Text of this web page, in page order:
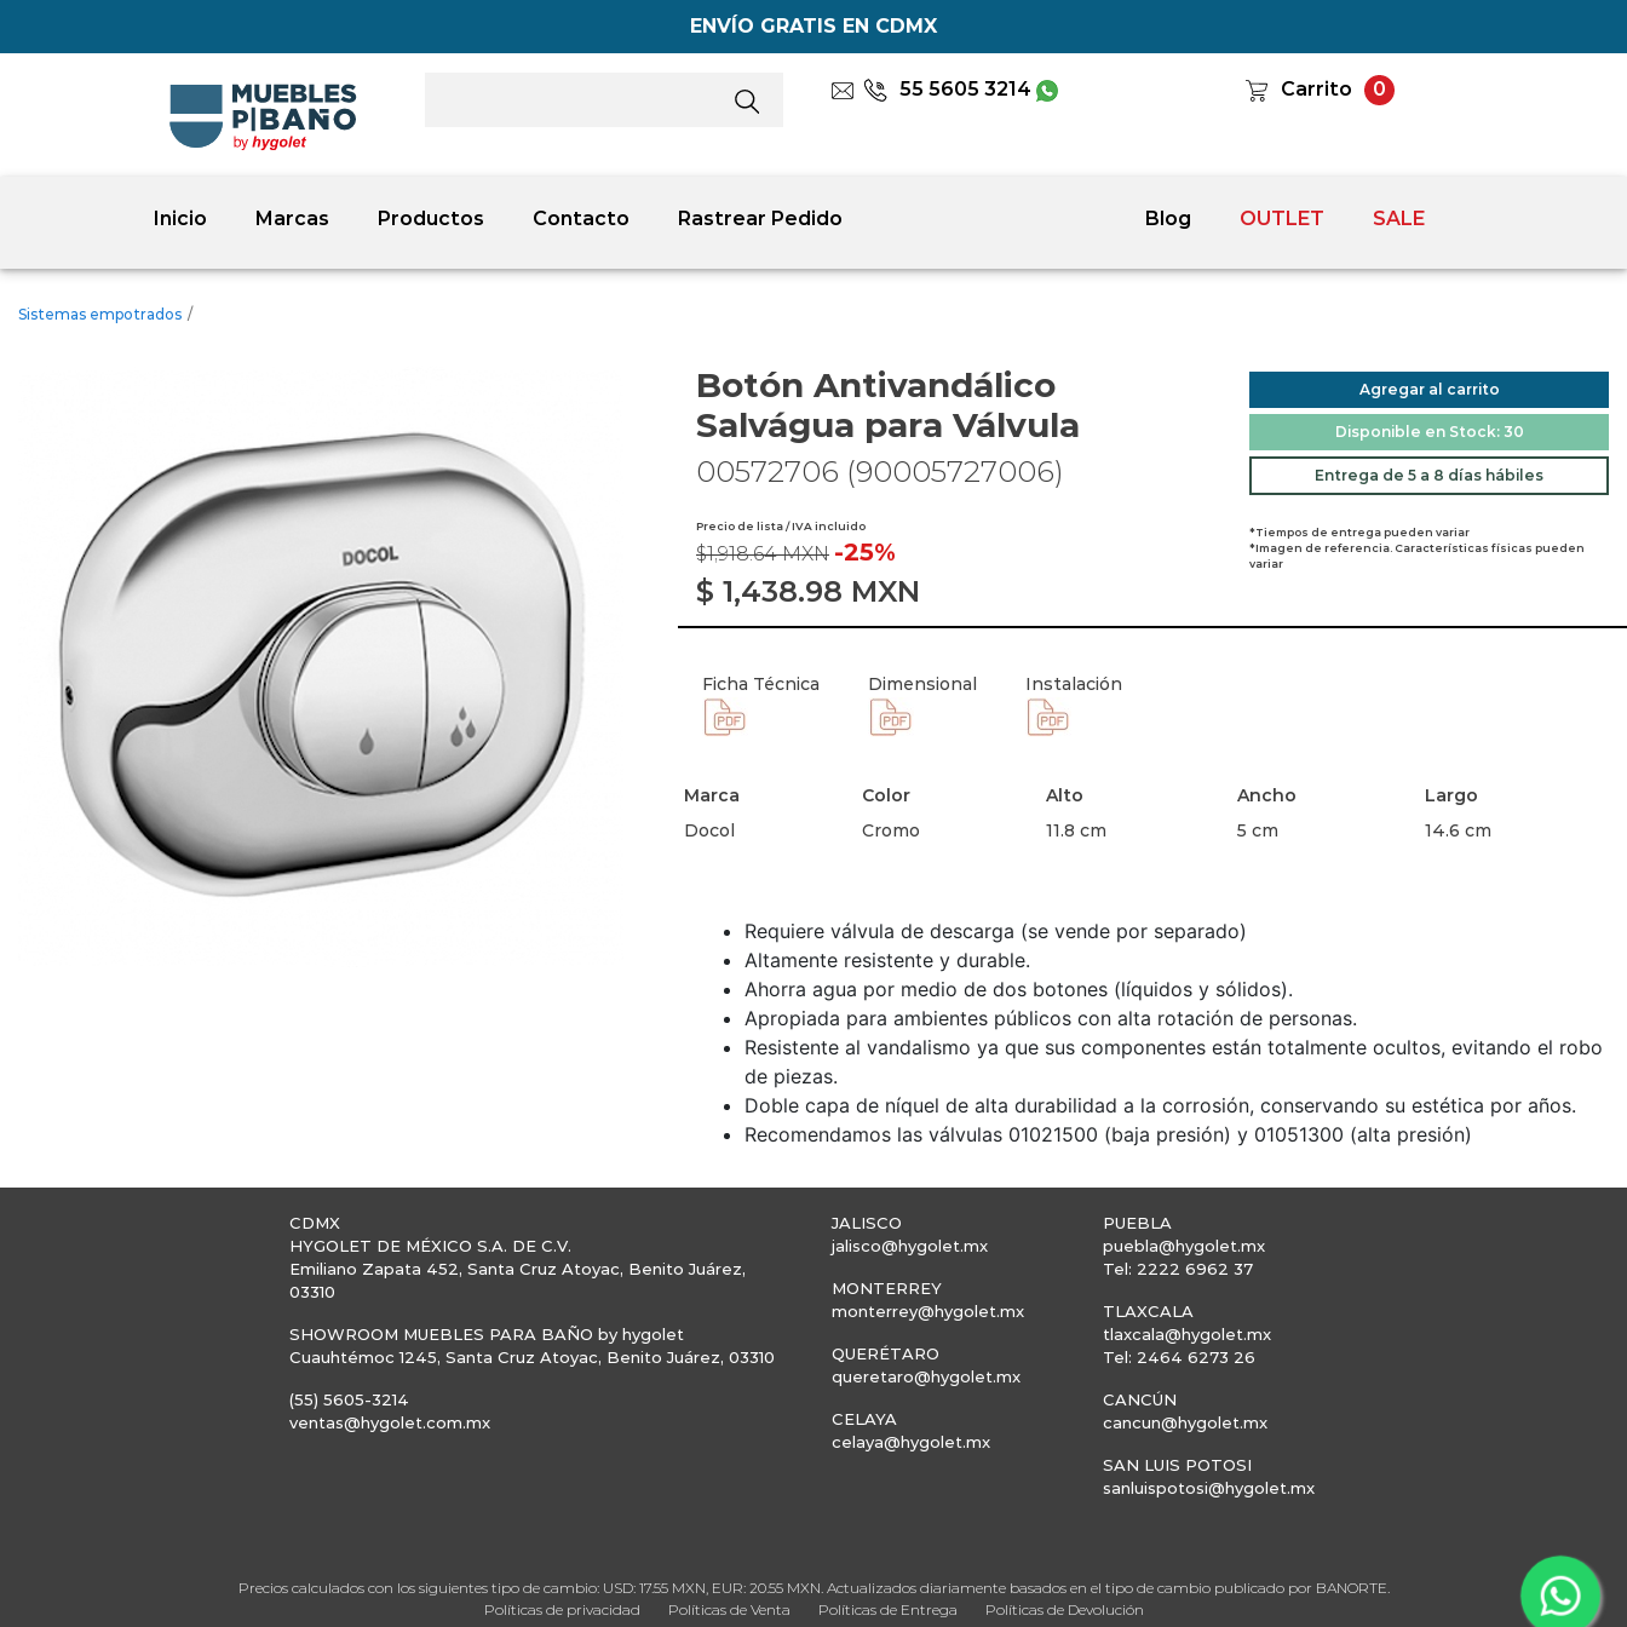
ENVÍO GRATIS EN CDMX
55 5605 3214 Carrito 0
Inicio Marcas Productos Contacto Rastrear Pedido Blog OUTLET SALE
Sistemas empotrados /
Botón Antivandálico
Salvágua para Válvula
00572706 (90005727006)
Precio de lista / IVA incluido
$1,918.64 MXN -25%
$ 1,438.98 MXN
Agregar al carrito
Disponible en Stock: 30
Entrega de 5 a 8 días hábiles
*Tiempos de entrega pueden variar
*Imagen de referencia. Características físicas pueden
variar
Ficha Técnica Dimensional Instalación
Marca Color Alto Ancho
Largo
Docol
Cromo 11.8 cm 5 cm 14.6 cm
Requiere válvula de descarga (se vende por separado)
Altamente resistente y durable.
Ahorra agua por medio de dos botones (líquidos y sólidos).
Apropiada para ambientes públicos con alta rotación de personas.
Resistente al vandalismo ya que sus componentes están totalmente ocultos, evitando el robo
de piezas.
Doble capa de níquel de alta durabilidad a la corrosión, conservando su estética por años.
Recomendamos las válvulas 01021500 (baja presión) y 01051300 (alta presión)
CDMX
HYGOLET DE MÉXICO S.A. DE C.V.
Emiliano Zapata 452, Santa Cruz Atoyac, Benito Juárez,
03310
SHOWROOM MUEBLES PARA BAÑO by hygolet
Cuauhtémoc 1245, Santa Cruz Atoyac, Benito Juárez, 03310
(55) 5605-3214
ventas@hygolet.com.mx
JALISCO
jalisco@hygolet.mx
MONTERREY
monterrey@hygolet.mx
QUERÉTARO
queretaro@hygolet.mx
CELAYA
celaya@hygolet.mx
PUEBLA
puebla@hygolet.mx
Tel: 2222 6962 37
TLAXCALA
tlaxcala@hygolet.mx
Tel: 2464 6273 26
CANCÚN
cancun@hygolet.mx
SAN LUIS POTOSI
sanluispotosi@hygolet.mx
Precios calculados con los siguientes tipo de cambio: USD: 17.55 MXN, EUR: 20.55 MXN. Actualizados diariamente basados en el tipo de cambio publicado por BANORTE.
Políticas de privacidad
Políticas de Venta Políticas de Entrega
Políticas de Devolución